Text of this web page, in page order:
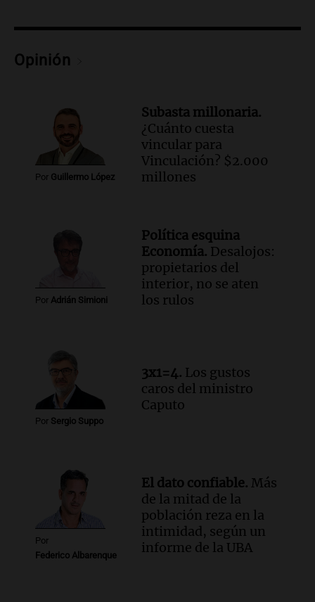
Audio.Mateo, a los 25 años, lucha
contra el tiempo: necesita un trasplante
para poder seguir viviend
Una mañana para todos
de julio será menor al 2,9% registrado
en CABA
Una mañana para todos
Audio.Altas Cumbres: rescataron a una
Episodios
Audio.
Chile planteó mejorar la
conectividad fronteriza, aérea y digital
con Jujuy
Panorama Federal
Opinión
Por Guillermo López
Subasta millonaria.
¿Cuánto cuesta
vincular para
Vinculación? $2.000
millones
Por Adrián Simioni
Política esquina
Economía. Desalojos:
propietarios del
interior, no se aten
los rulos
Por Sergio Suppo
3x1=4. Los gustos
caros del ministro
Caputo
Por
Federico Albarenque
El dato confiable. Más
de la mitad de la
población reza en la
intimidad, según un
informe de la UBA